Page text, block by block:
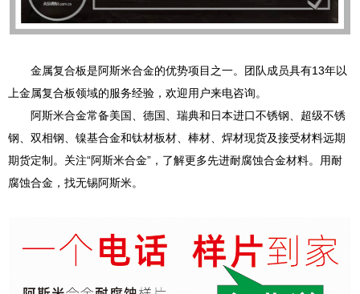
金属复合板是阿斯米合金的优势项目之一。团队成员具有13年以
上金属复合板领域的服务经验，欢迎用户来电咨询。
阿斯米合金常备美国、德国、瑞典和日本进口不锈钢、超级不锈
钢、双相钢、镍基合金和钛材板材、棒材、焊材现货及接受材料远期
期货定制。关注“阿斯米合金”，了解更多先进耐腐蚀合金材料。用耐
腐蚀合金，找无锡阿斯米。